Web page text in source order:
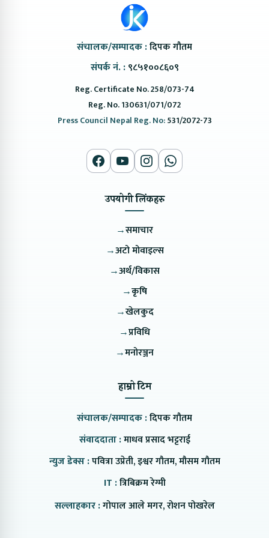
संचालक/सम्पादक :दिपक गौतम
संपर्क नं. : ९८५१००८६०९
Reg. Certificate No. 258/073-74
Reg. No. 130631/071/072
Press Council Nepal Reg. No:531/2072-73
उपयोगी लिंकहरु
→समाचार
→अटो मोवाइल्स
→अर्थ/विकास
→कृषि
→खेलकुद
→प्रविधि
→मनोरञ्जन
हाम्रो टिम
संचालक/सम्पादक :दिपक गौतम
संवाददाता :माधव प्रसाद भट्टराई
न्युज डेक्स :पवित्रा उप्रेती, इश्वर गौतम, मौसम गौतम
IT :त्रिबिक्रम रेग्मी
सल्लाहकार :गोपाल आले मगर, रोशन पोखरेल